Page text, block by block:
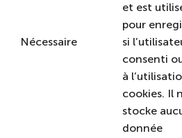
Nécessaire
et est
pour
si
consenti
à
cookies. Il
stocke
donnée